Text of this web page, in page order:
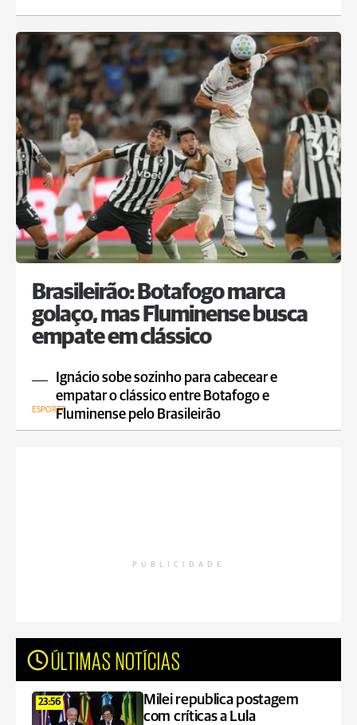
Brasileirão: Botafogo marca
golaço, mas Fluminense busca
empate em clássico
Ignácio sobe sozinho para cabecear e
empatar o clássico entre Botafogo e
Fluminense pelo Brasileirão
ESPORTE
PUBLICIDADE
ÚLTIMAS NOTÍCIAS
23:56
Milei republica postagem
com críticas a Lula